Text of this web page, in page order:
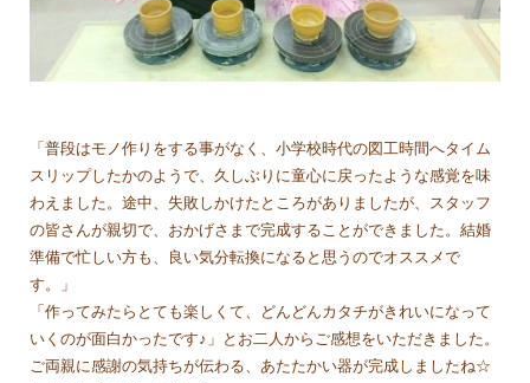
「普段はモノ作りをする事がなく、小学校時代の図工時間へタイム
スリップしたかのようで、久しぶりに童心に戻ったような感覚を味
わえました。途中、失敗しかけたところがありましたが、スタッフ
の皆さんが親切で、おかげさまで完成することができました。結婚
準備で忙しい方も、良い気分転換になると思うのでオススメで
す。」
「作ってみたらとても楽しくて、どんどんカタチがきれいになって
いくのが面白かったです♪」とお二人からご感想をいただきました。
ご両親に感謝の気持ちが伝わる、あたたかい器が完成しましたね☆